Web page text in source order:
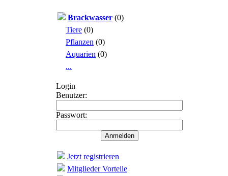
Brackwasser (0)
Tiere (0)
Pflanzen (0)
Aquarien (0)
...
Login
Benutzer:
Passwort:
Jetzt registrieren
Mitglieder Vorteile